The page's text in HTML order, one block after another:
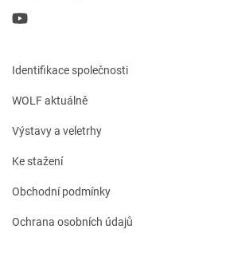
Identifikace společnosti
WOLF aktuálně
Výstavy a veletrhy
Ke stažení
Obchodní podmínky
Ochrana osobních údajů